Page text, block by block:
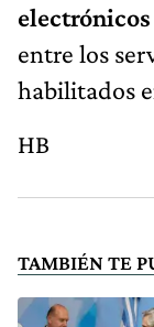
entre los
habilitados
HB
TAMBIÉN TE